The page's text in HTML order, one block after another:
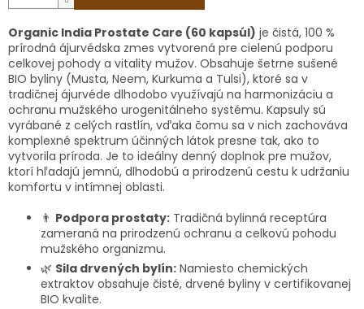
Organic India Prostate Care (60 kapsúl) je čistá, 100 %
prírodná ájurvédska zmes vytvorená pre cielenú podporu
celkovej pohody a vitality mužov. Obsahuje šetrne sušené
BIO byliny (Musta, Neem, Kurkuma a Tulsi), ktoré sa v
tradičnej ájurvéde dlhodobo využívajú na harmonizáciu a
ochranu mužského urogenitálneho systému. Kapsuly sú
vyrábané z celých rastlín, vďaka čomu sa v nich zachováva
komplexné spektrum účinných látok presne tak, ako to
vytvorila príroda. Je to ideálny denný doplnok pre mužov,
ktorí hľadajú jemnú, dlhodobú a prirodzenú cestu k udržaniu
komfortu v intímnej oblasti.
👨 Podpora prostaty: Tradičná bylinná receptúra
zameraná na prirodzenú ochranu a celkovú pohodu
mužského organizmu.
🌿 Sila drvených bylín: Namiesto chemických
extraktov obsahuje čisté, drvené byliny v certifikovanej
BIO kvalite.